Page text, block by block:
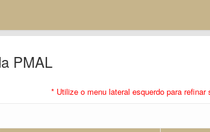
PMAL
* Utilize o menu lateral esquerdo para